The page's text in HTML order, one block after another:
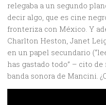
relegaba a un segundo
decir algo, que es cine
fronteriza con México. Y
Charlton Heston, Janet
en un papel secundario
has gastado todo” – cito
banda sonora de Mancini.